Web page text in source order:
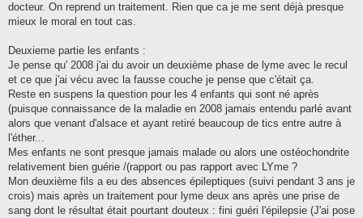
docteur. On reprend un traitement. Rien que ca je me sent déjà presque
mieux le moral en tout cas.
Deuxieme partie les enfants :
Je pense qu' 2008 j'ai du avoir un deuxième phase de lyme avec le recul
et ce que j'ai vécu avec la fausse couche je pense que c'était ça.
Reste en suspens la question pour les 4 enfants qui sont né après
(puisque connaissance de la maladie en 2008 jamais entendu parlé avant
alors que venant d'alsace et ayant retiré beaucoup de tics entre autre à
l'éther...
Mes enfants ne sont presque jamais malade ou alors une ostéochondrite
relativement bien guérie /(rapport ou pas rapport avec LYme ?
Mon deuxième fils a eu des absences épileptiques (suivi pendant 3 ans je
crois) mais après un traitement pour lyme deux ans après une prise de
sang dont le résultat était pourtant douteux : fini guéri l'épilepsie (J'ai pose